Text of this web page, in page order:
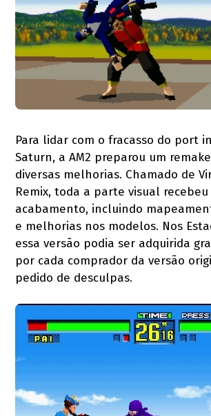
Para lidar com o fracasso do port
Saturn, a AM2 preparou um
diversas melhorias. Chamado de
Remix, toda a parte visual
acabamento, incluindo
e melhorias nos modelos. Nos
essa versão podia ser adquirida
por cada comprador da versão
pedido de desculpas.